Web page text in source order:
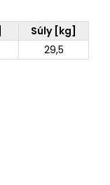
Súly [kg]
29,5